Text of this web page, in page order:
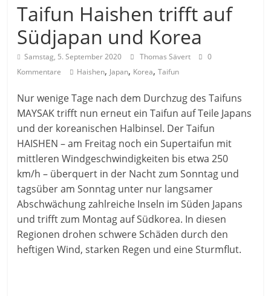
Taifun Haishen trifft auf
Südjapan und Korea
Samstag, 5. September 2020 Thomas Sävert
0
Kommentare
Haishen, Japan, Korea,Taifun
Nur wenige Tage nach dem Durchzug des Taifuns
MAYSAK trifft nun erneut ein Taifun auf Teile Japans
und der koreanischen Halbinsel. Der Taifun
HAISHEN – am Freitag noch ein Supertaifun mit
mittleren Windgeschwindigkeiten bis etwa 250
km/h – überquert in der Nacht zum Sonntag und
tagsüber am Sonntag unter nur langsamer
Abschwächung zahlreiche Inseln im Süden Japans
und trifft zum Montag auf Südkorea. In diesen
Regionen drohen schwere Schäden durch den
heftigen Wind, starken Regen und eine Sturmflut.